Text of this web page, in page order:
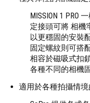
MISSION 1 PRO
定接頭可將 相機
以更穩固的安裝
固定螺紋則可搭
相容於磁吸式扣
各種不同的相機
適用於各種拍攝情